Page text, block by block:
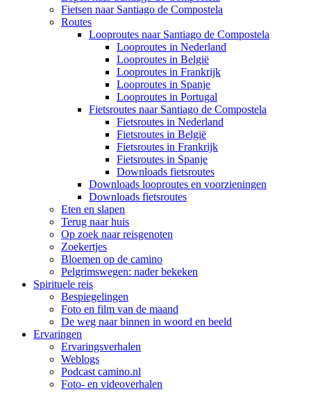
Fietsen naar Santiago de Compostela
Routes
Looproutes naar Santiago de Compostela
Looproutes in Nederland
Looproutes in België
Looproutes in Frankrijk
Looproutes in Spanje
Looproutes in Portugal
Fietsroutes naar Santiago de Compostela
Fietsroutes in Nederland
Fietsroutes in België
Fietsroutes in Frankrijk
Fietsroutes in Spanje
Downloads fietsroutes
Downloads looproutes en voorzieningen
Downloads fietsroutes
Eten en slapen
Terug naar huis
Op zoek naar reisgenoten
Zoekertjes
Bloemen op de camino
Pelgrimswegen: nader bekeken
Spirituele reis
Bespiegelingen
Foto en film van de maand
De weg naar binnen in woord en beeld
Ervaringen
Ervaringsverhalen
Weblogs
Podcast camino.nl
Foto- en videoverhalen